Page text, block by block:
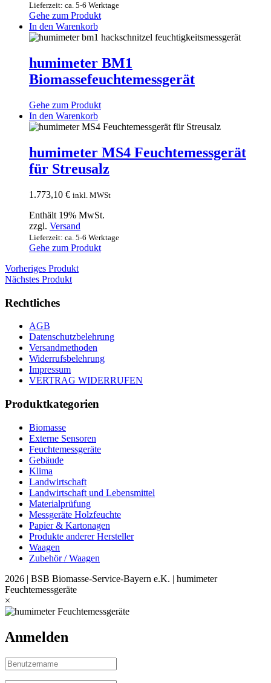
Lieferzeit: ca. 5-6 Werktage
Gehe zum Produkt
In den Warenkorb
humimeter BM1
Biomassefeuchtemessgerät
Gehe zum Produkt
In den Warenkorb
humimeter MS4 Feuchtemessgerät
für Streusalz
1.773,10 € inkl. MWSt
Enthält 19% MwSt.
zzgl. Versand
Lieferzeit: ca. 5-6 Werktage
Gehe zum Produkt
Vorheriges Produkt
Nächstes Produkt
Rechtliches
AGB
Datenschutzbelehrung
Versandmethoden
Widerrufsbelehrung
Impressum
VERTRAG WIDERRUFEN
Produktkategorien
Biomasse
Externe Sensoren
Feuchtemessgeräte
Gebäude
Klima
Landwirtschaft
Landwirtschaft und Lebensmittel
Materialprüfung
Messgeräte Holzfeuchte
Papier & Kartonagen
Produkte anderer Hersteller
Waagen
Zubehör / Waagen
2026 | BSB Biomasse-Service-Bayern e.K. | humimeter
Feuchtemessgeräte
×
Anmelden